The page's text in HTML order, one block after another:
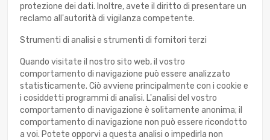
protezione dei dati. Inoltre, avete il diritto di presentare un
reclamo all'autorità di vigilanza competente.
Strumenti di analisi e strumenti di fornitori terzi
Quando visitate il nostro sito web, il vostro
comportamento di navigazione può essere analizzato
statisticamente. Ciò avviene principalmente con i cookie e
i cosiddetti programmi di analisi. L'analisi del vostro
comportamento di navigazione è solitamente anonima; il
comportamento di navigazione non può essere ricondotto
a voi. Potete opporvi a questa analisi o impedirla non